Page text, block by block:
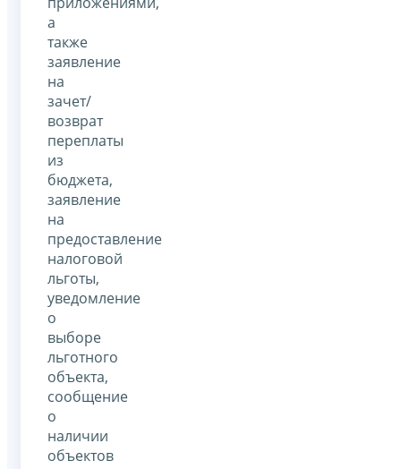
а
также
заявление
на
зачет/
возврат
переплаты
из
бюджета,
заявление
на
предоставление
налоговой
льготы,
уведомление
о
выборе
льготного
объекта,
сообщение
о
наличии
объектов